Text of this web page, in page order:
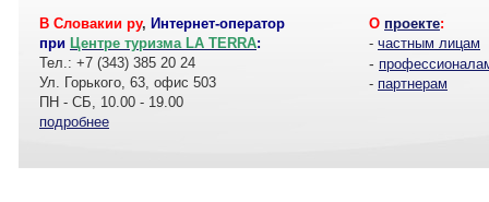
В Словакии ру, Интернет-оператор
при Центре туризма LA TERRA:
Тел.: +7 (343) 385 20 24
Ул. Горького, 63, офис 503
ПН - СБ, 10.00 - 19.00
подробнее
О проекте:
- частным лицам
-
- партнерам